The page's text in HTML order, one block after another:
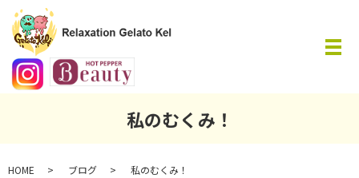
メ
私のむくみ！
HOME ブログ 私のむくみ！